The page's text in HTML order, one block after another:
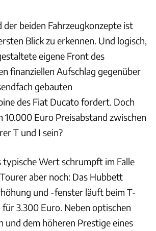
der beiden Fahrzeugkonzepte ist
Blick zu erkennen. Und logisch,
eigene Front des
finanziellen Aufschlag gegenüber
gebauten
des Fiat Ducato fordert. Doch
10.000 Euro Preisabstand zwischen
T und I sein?
typische Wert schrumpft im Falle
aber noch: Das Hubbett
und -fenster läuft beim T-
3.300 Euro. Neben optischen
und dem höheren Prestige eines